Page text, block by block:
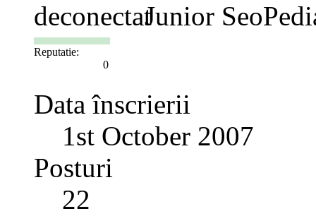
Junior
Reputatie:
0
Data înscrierii
1st October 2007
Posturi
22